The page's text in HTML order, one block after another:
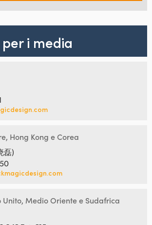
i media
Hong Kong e Corea
磊)
Unito, Medio Oriente e Sudafrica